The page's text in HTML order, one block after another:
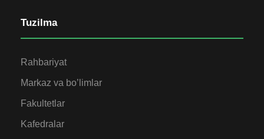
Tuzilma
Rahbariyat
Markaz va bo’limlar
Fakultetlar
Kafedralar